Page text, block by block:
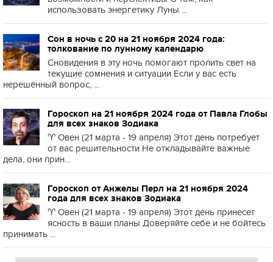
использовать энергетику Луны ...
Сон в ночь с 20 на 21 ноября 2024 года:
толкование по лунному календарю
Сновидения в эту ночь помогают пролить свет на
текущие сомнения и ситуации Если у вас есть
нерешённый вопрос, ...
Гороскоп на 21 ноября 2024 года от Павла Глобы
для всех знаков Зодиака
♈️ Овен (21 марта - 19 апреля) Этот день потребует
от вас решительности Не откладывайте важные
дела, они прин...
Гороскоп от Анжелы Перл на 21 ноября 2024
года для всех знаков Зодиака
♈️ Овен (21 марта - 19 апреля) Этот день принесет
ясность в ваши планы Доверяйте себе и не бойтесь
принимать ...